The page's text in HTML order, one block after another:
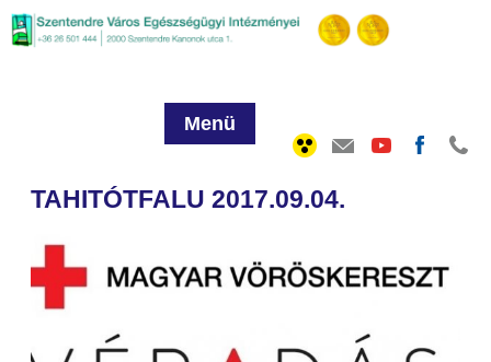
Menü
TAHITÓTFALU 2017.09.04.